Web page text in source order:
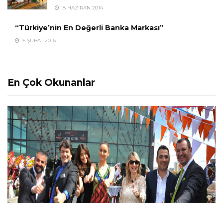
18 HAZIRAN 2014
“Türkiye’nin En Değerli Banka Markası”
15 ŞUBAT 2016
En Çok Okunanlar